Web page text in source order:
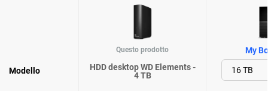
Modello
Questo prodotto
HDD desktop WD Elements -
4 TB
My